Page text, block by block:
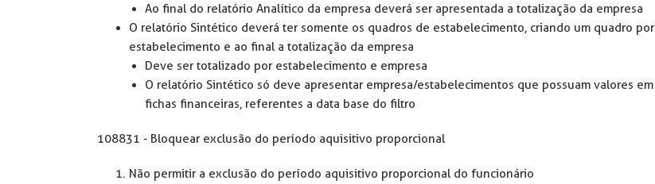
Ao final do relatório Analítico da empresa deverá ser apresentada a totalização da empresa
O relatório Sintético deverá ter somente os quadros de estabelecimento, criando um quadro por
estabelecimento e ao final a totalização da empresa
Deve ser totalizado por estabelecimento e empresa
O relatório Sintético só deve apresentar empresa/estabelecimentos que possuam valores em
fichas financeiras, referentes a data base do filtro
108831 - Bloquear exclusão do período aquisitivo proporcional
Não permitir a exclusão do período aquisitivo proporcional do funcionário